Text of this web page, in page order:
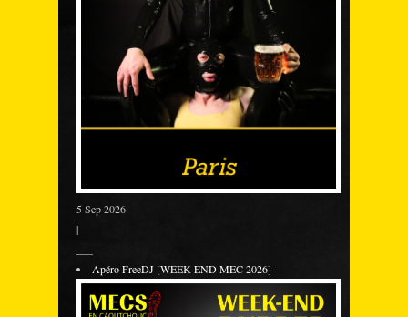
5 Sep 2026
|
Apéro FreeDJ [WEEK-END MEC 2026]